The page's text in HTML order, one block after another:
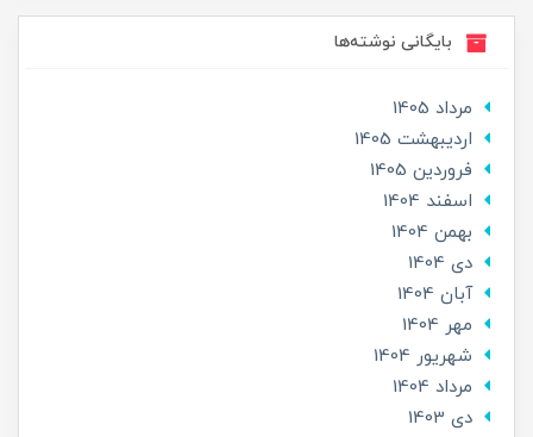
بایگانی نوشته‌ها
مرداد 1405
ارديبهشت 1405
فروردین 1405
اسفند 1404
بهمن 1404
دی 1404
آبان 1404
مهر 1404
شهریور 1404
مرداد 1404
دی 1403